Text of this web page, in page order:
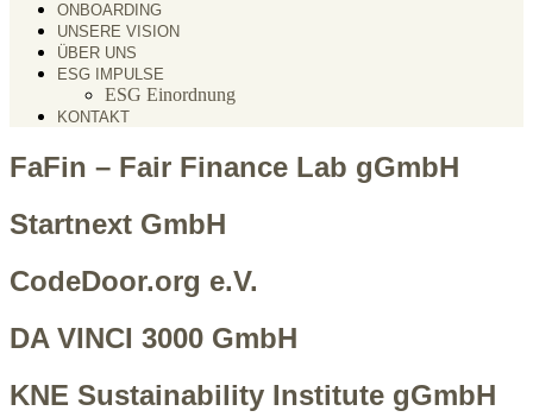
ONBOARDING
UNSERE VISION
ÜBER UNS
ESG IMPULSE
ESG Einordnung
KONTAKT
FaFin – Fair Finance Lab gGmbH
Startnext GmbH
CodeDoor.org e.V.
DA VINCI 3000 GmbH
KNE Sustainability Institute gGmbH